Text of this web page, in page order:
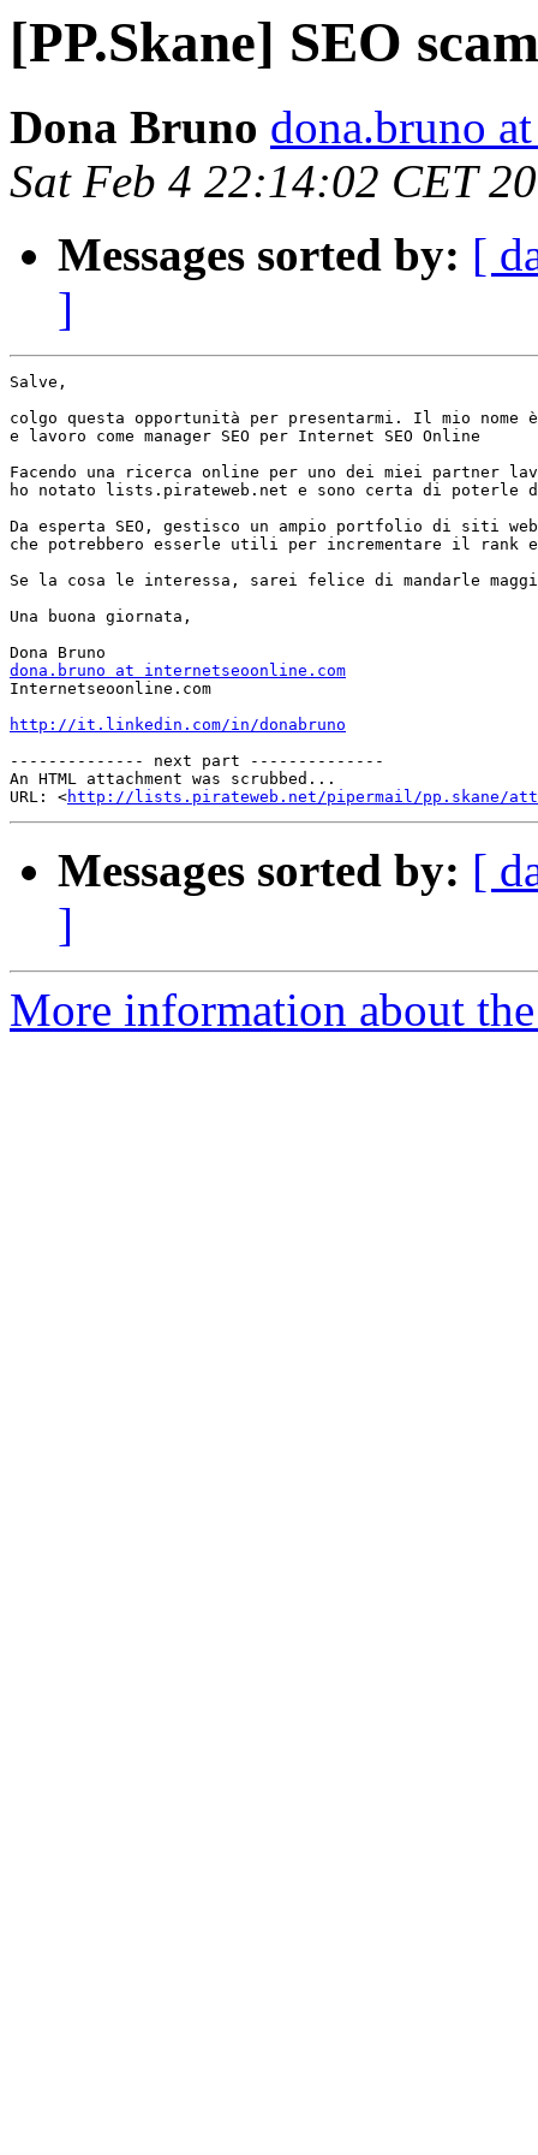
[PP.Skane] SEO
Dona Bruno dona.bruno
Sat Feb 4 22:14:02 CET
Messages sorted by: [
]
Salve,
colgo questa opportunità per presentarmi. Il mio nome è
e lavoro come manager SEO per Internet SEO Online
Facendo una ricerca online per uno dei miei partner
ho notato lists.pirateweb.net e sono certa di poterle
Da esperta SEO, gestisco un ampio portfolio di siti
che potrebbero esserle utili per incrementare il
Se la cosa le interessa, sarei felice di mandarle
Una buona giornata,
dona.bruno at internetseoonline.com
Internetseoonline.com
http://it.linkedin.com/in/donabruno
-------------- next part --------------
An HTML attachment was scrubbed...
URL: <http://lists.pirateweb.net/pipermail/pp.skane/
Messages sorted by: [
]
More information about